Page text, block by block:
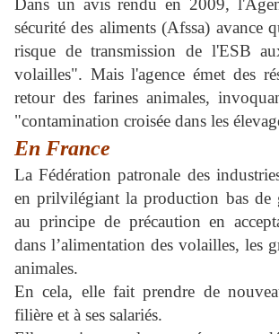
sécurité des aliments (Afssa) avance
risque de transmission de l'ESB
volailles". Mais l'agence émet des
retour des farines animales,
"contamination croisée dans les
En France
La Fédération patronale des
en prilvilégiant la production bas de
au principe de précaution en
dans l’alimentation des volailles, les
animales.
En cela, elle fait prendre de
filière et à ses salariés.